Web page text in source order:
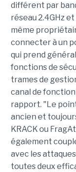
différent par
réseau 2.4GHz
même
connecter à un
qui prend
fonctions de
trames de
canal de
rapport. "Le
ancien et
KRACK ou
également
avec les
toutes deux